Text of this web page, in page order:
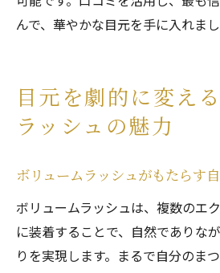
んで、華やかな目元を手に入れまし
目元を劇的に変え
ラッシュの魅力
ボリュームラッシュがもたらす
ボリュームラッシュは、複数のエ
に装着することで、自然でありな
りを実現します。まるで自分のま